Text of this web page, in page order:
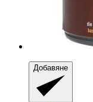
Добавяне